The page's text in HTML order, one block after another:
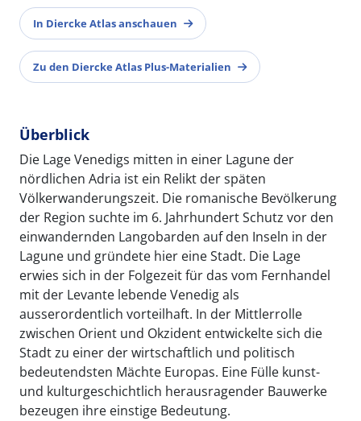
In Diercke Atlas anschauen
Zu den Diercke Atlas Plus-Materialien
Überblick
Die Lage Venedigs mitten in einer Lagune der
nördlichen Adria ist ein Relikt der späten
Völkerwanderungszeit. Die romanische Bevölkerung
der Region suchte im 6. Jahrhundert Schutz vor den
einwandernden Langobarden auf den Inseln in der
Lagune und gründete hier eine Stadt. Die Lage
erwies sich in der Folgezeit für das vom Fernhandel
mit der Levante lebende Venedig als
ausserordentlich vorteilhaft. In der Mittlerrolle
zwischen Orient und Okzident entwickelte sich die
Stadt zu einer der wirtschaftlich und politisch
bedeutendsten Mächte Europas. Eine Fülle kunst-
und kulturgeschichtlich herausragender Bauwerke
bezeugen ihre einstige Bedeutung.